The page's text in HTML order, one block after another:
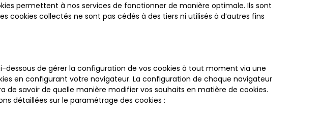
permettent à nos services de fonctionner de manière optimale. Ils sont
cookies collectés ne sont pas cédés à des tiers ni utilisés à d’autres fins
dessous de gérer la configuration de vos cookies à tout moment via une
en configurant votre navigateur. La configuration de chaque navigateur
savoir de quelle manière modifier vos souhaits en matière de cookies.
détaillées sur le paramétrage des cookies :